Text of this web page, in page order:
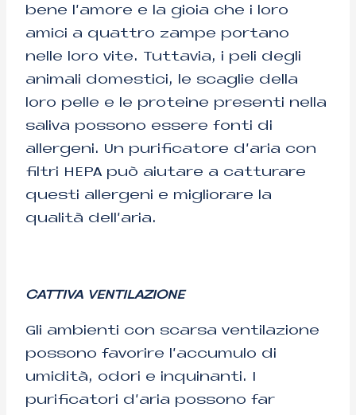
bene l’amore e la gioia che i loro
amici a quattro zampe portano
nelle loro vite. Tuttavia, i peli degli
animali domestici, le scaglie della
loro pelle e le proteine presenti nella
saliva possono essere fonti di
allergeni. Un purificatore d’aria con
filtri HEPA può aiutare a catturare
questi allergeni e migliorare la
qualità dell’aria.
CATTIVA VENTILAZIONE
Gli ambienti con scarsa ventilazione
possono favorire l’accumulo di
umidità, odori e inquinanti. I
purificatori d’aria possono far